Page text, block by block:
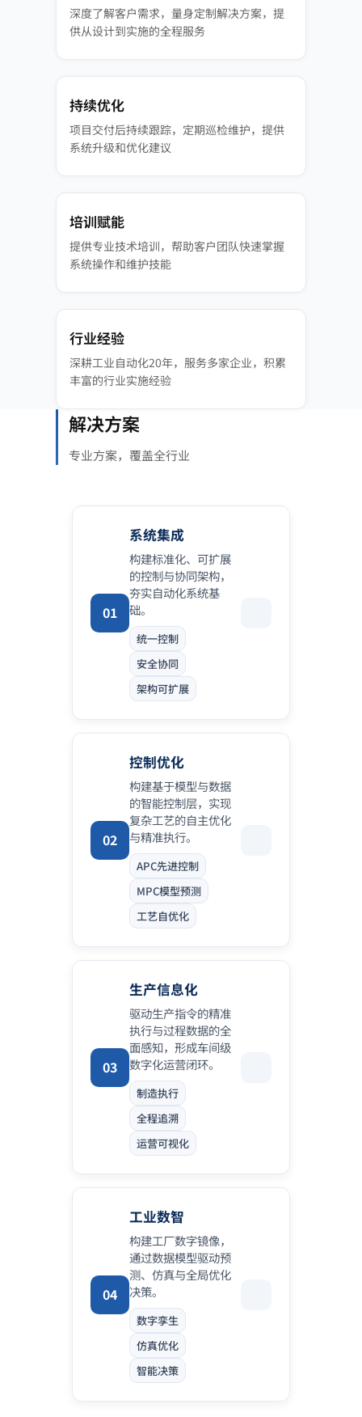
深度了解客户需求，量身定制解决方案，提
供从设计到实施的全程服务
持续优化
项目交付后持续跟踪，定期巡检维护，提供
系统升级和优化建议
培训赋能
提供专业技术培训，帮助客户团队快速掌握
系统操作和维护技能
行业经验
深耕工业自动化20年，服务多家企业，积累
丰富的行业实施经验
解决方案
专业方案，覆盖全行业
01
系统集成
构建标准化、可扩展
的控制与协同架构，
夯实自动化系统基
础。
统一控制
安全协同
架构可扩展
02
控制优化
构建基于模型与数据
的智能控制层，实现
复杂工艺的自主优化
与精准执行。
APC先进控制
MPC模型预测
工艺自优化
03
生产信息化
驱动生产指令的精准
执行与过程数据的全
面感知，形成车间级
数字化运营闭环。
制造执行
全程追溯
运营可视化
04
工业数智
构建工厂数字镜像，
通过数据模型驱动预
测、仿真与全局优化
决策。
数字孪生
仿真优化
智能决策